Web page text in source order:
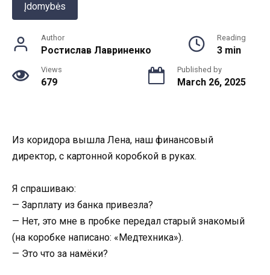
Įdomybės
Author
Ростислав Лавриненко
Reading
3 min
Views
679
Published by
March 26, 2025
Из коридора вышла Лена, наш финансовый
директор, с картонной коробкой в руках.
Я спрашиваю:
— Зарплату из банка привезла?
— Нет, это мне в пробке передал старый знакомый
(на коробке написано: «Медтехника»).
— Это что за намёки?